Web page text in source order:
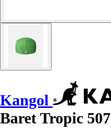
Kangol
Baret Tropic 507